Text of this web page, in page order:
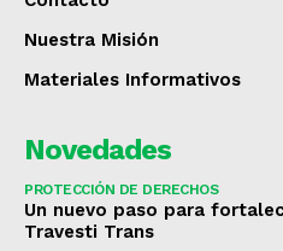
Nuestra Misión
Materiales Informativos
Novedades
PROTECCIÓN DE DERECHOS
Un nuevo paso para
Travesti Trans